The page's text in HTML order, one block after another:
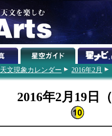
天文現象カレンダー 2016年2月
2016年2月19日